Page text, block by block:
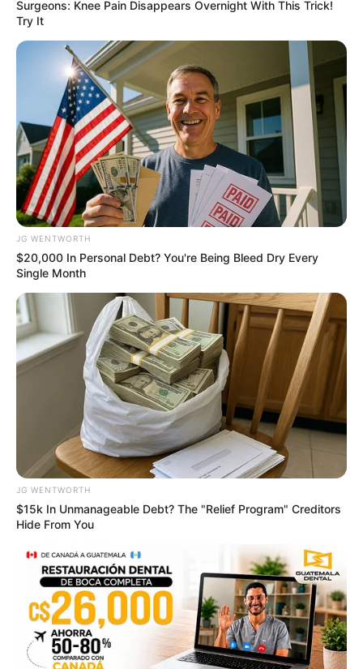
Buried In $10,000+ Of High-Interest Debt? Read
Page 2 Before Paying
JG WENTWORTH
4x Stronger Than Viagra! This To Perform Better
Men, You Don't Need Viagra If You Do This Once A
Day
Surgeons: Knee Pain Disappears Overnight With This Trick!
Try It
JG WENTWORTH
$20,000 In Personal Debt? You're Being Bleed Dry Every
Single Month
JG WENTWORTH
$15k In Unmanageable Debt? The "Relief Program" Creditors
Hide From You